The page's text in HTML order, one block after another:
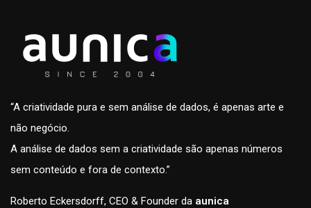
“A criatividade pura e sem análise de dados, é apenas arte e
não negócio.
A análise de dados sem a criatividade são apenas números
sem conteúdo e fora de contexto.”
Roberto Eckersdorff, CEO & Founder da aunica